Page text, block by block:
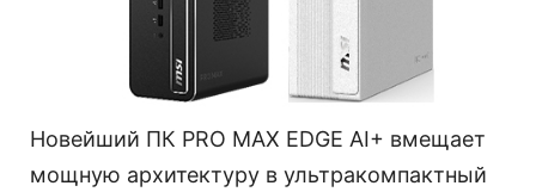
Новейший ПК PRO MAX EDGE AI+ вмещает
мощную архитектуру в ультракомпактный